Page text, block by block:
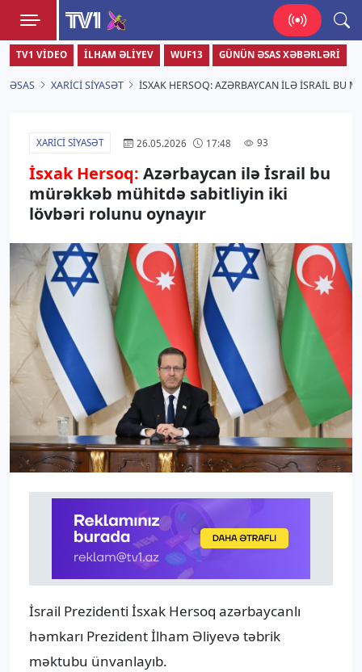
TV1
Zamanı bizimlə yaşa!
TV1 VIDEO İLHAM ƏLIYEV WUF13 GÜNÜN ƏSAS XƏBƏRLƏRI
ƏSAS XARICI SIYASƏT İSXAK HERSOQ: AZƏRBAYCAN ILƏ İSRAIL BU
XARICI SIYASƏT 26.05.2026 17:48 93
İsxak Hersoq: Azərbaycan ilə İsrail bu
mürəkkəb mühitdə sabitliyin iki
lövbəri rolunu oynayır
İsrail Prezidenti İsxak Hersoq azərbaycanlı
həmkarı Prezident İlham Əliyevə təbrik
məktubu ünvanlayıb.